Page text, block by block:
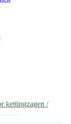
kettingzagen /